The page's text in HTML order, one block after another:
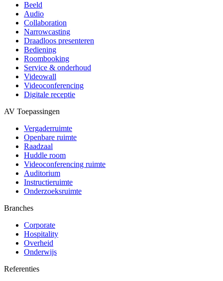
Beeld
Audio
Collaboration
Narrowcasting
Draadloos presenteren
Bediening
Roombooking
Service & onderhoud
Videowall
Videoconferencing
Digitale receptie
AV Toepassingen
Vergaderruimte
Openbare ruimte
Raadzaal
Huddle room
Videoconferencing ruimte
Auditorium
Instructieruimte
Onderzoeksruimte
Branches
Corporate
Hospitality
Overheid
Onderwijs
Referenties